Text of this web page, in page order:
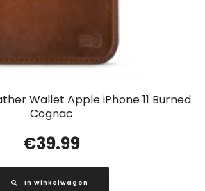
Wallet Apple iPhone 11 Burned
Cognac
€39.99
In winkelwagen